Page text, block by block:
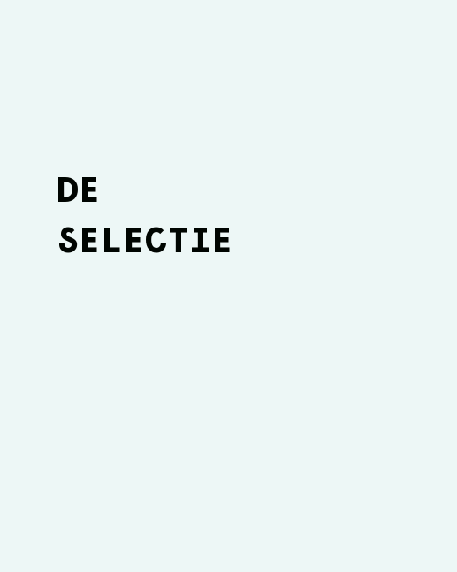
DE
SELECTIE